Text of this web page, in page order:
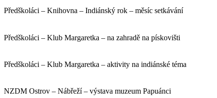
Předškoláci – Knihovna – Indiánský rok – měsíc setkávání
Předškoláci – Klub Margaretka – na zahradě na pískovišti
Předškoláci – Klub Margaretka – aktivity na indiánské téma
NZDM Ostrov – Nábřeží – výstava muzeum Papuánci